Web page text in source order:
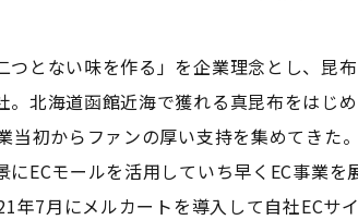
つとない味を作る」を企業理念とし、
。北海道函館近海で獲れる真昆布をはじ
当初からファンの厚い支持を集めてきた
にECモールを活用していち早くEC事業
年7月にメルカートを導入して自社ECサ